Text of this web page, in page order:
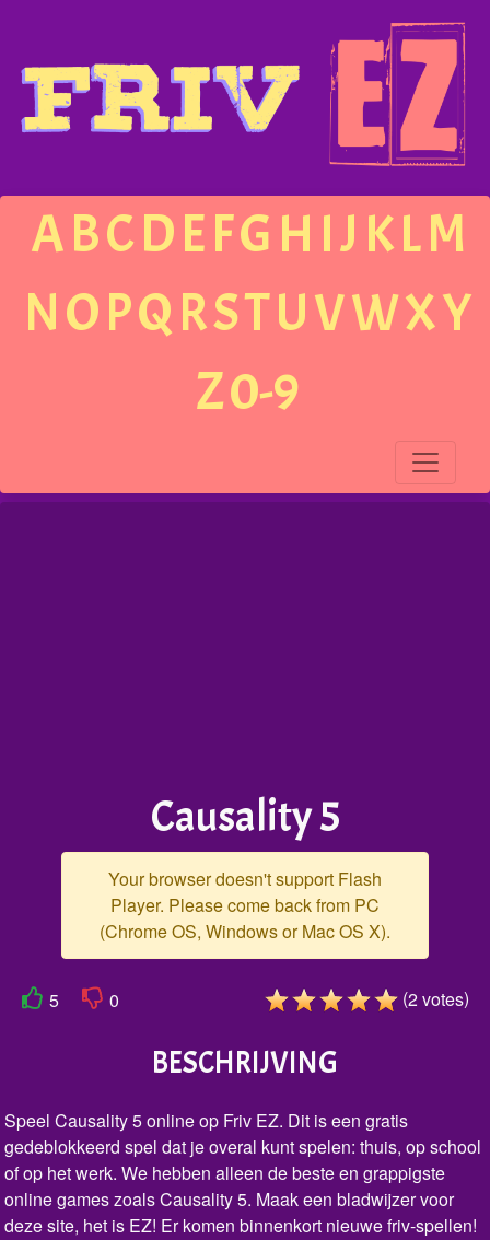
ABCDEFGH IJ KLM
NOPQRSTUVWXY
Z0-9
Causality 5
Your browser doesn't support Flash
Player. Please come back from PC
(Chrome OS, Windows or Mac OS X).
5 0 (2votes)
BESCHRIJVING
Speel Causality 5 online op Friv EZ. Dit is een gratis
gedeblokkeerd spel dat je overal kunt spelen: thuis, op school
of op het werk. We hebben alleen de beste en grappigste
online games zoals Causality 5. Maak een bladwijzer voor
deze site, het is EZ! Er komen binnenkort nieuwe friv-spellen!